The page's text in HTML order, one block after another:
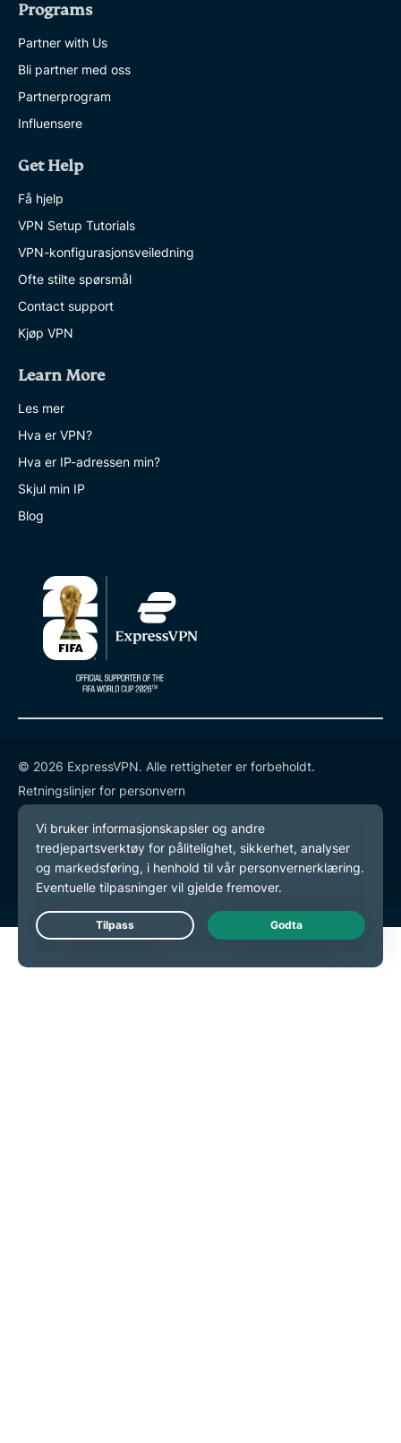
Programs
Partner with Us
Bli partner med oss
Partnerprogram
Influensere
Get Help
Få hjelp
VPN Setup Tutorials
VPN-konfigurasjonsveiledning
Ofte stilte spørsmål
Contact support
Kjøp VPN
Learn More
Les mer
Hva er VPN?
Hva er IP-adressen min?
Skjul min IP
Blog
© 2026 ExpressVPN. Alle rettigheter er forbeholdt.
Retningslinjer for personvern
Tjenestevilkår
endre preferansene dine
Live Chat